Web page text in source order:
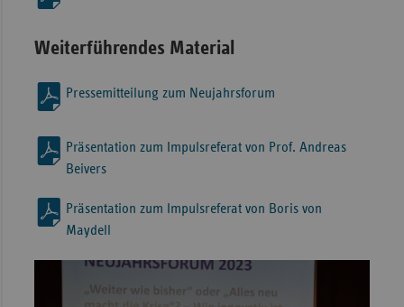
Weiterführendes Material
Pressemitteilung zum Neujahrsforum
Präsentation zum Impulsreferat von Prof. Andreas
Beivers
Präsentation zum Impulsreferat von Boris von
Maydell